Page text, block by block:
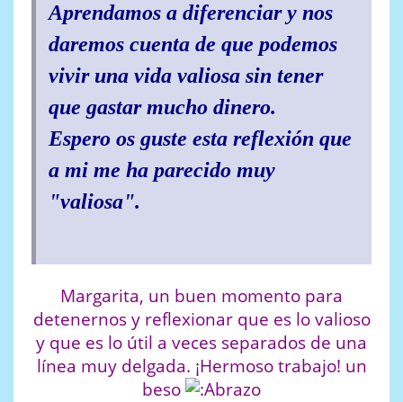
Aprendamos a diferenciar y nos
daremos cuenta de que podemos
vivir una vida valiosa sin tener
que gastar mucho dinero.
Espero os guste esta reflexión que
a mi me ha parecido muy
"valiosa".
Margarita, un buen momento para
detenernos y reflexionar que es lo valioso
y que es lo útil a veces separados de una
línea muy delgada. ¡Hermoso trabajo! un
beso